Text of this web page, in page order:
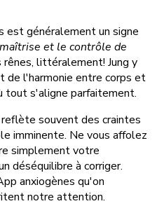
est généralement un signe
et le contrôle de
littéralement! Jung y
de l'harmonie entre corps et
tout s'aligne parfaitement.
souvent des craintes
imminente. Ne vous affolez
simplement votre
déséquilibre à corriger.
anxiogènes qu'on
notre attention.